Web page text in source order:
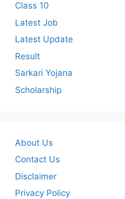
Class 10
Latest Job
Latest Update
Result
Sarkari Yojana
Scholarship
About Us
Contact Us
Disclaimer
Privacy Policy